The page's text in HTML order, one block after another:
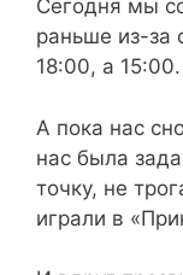
Сегодня мы
раньше из-за
18:00, а 15:00.
А пока нас
нас была
точку, не
играли в